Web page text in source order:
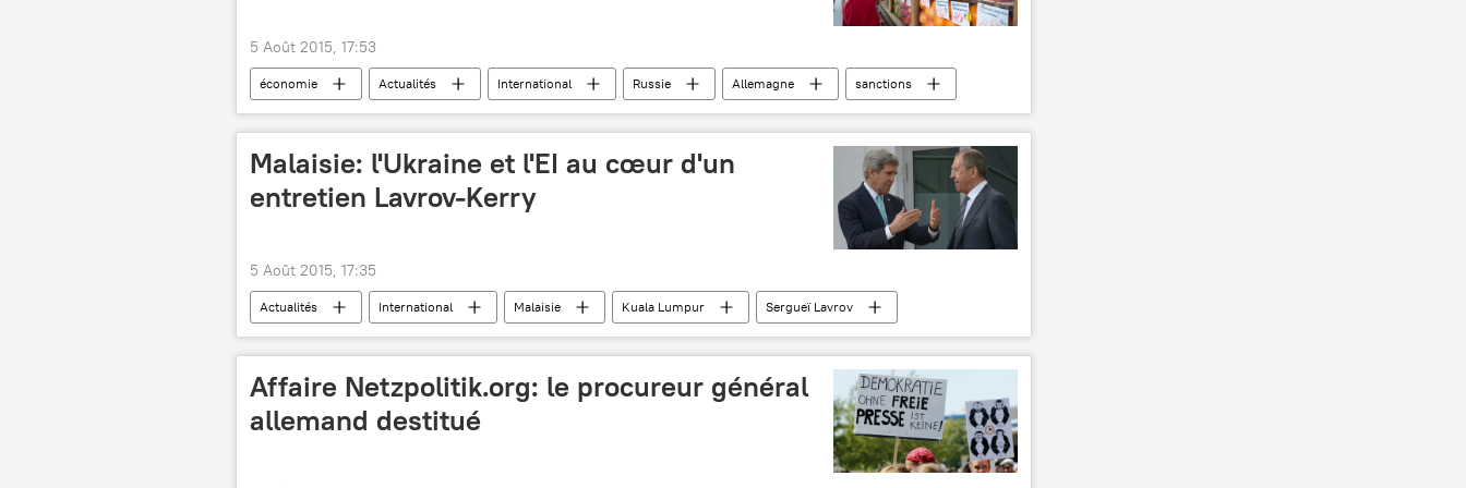
5 Août 2015, 17:53
économie Actualités International Russie Allemagne
sanctions
agriculture
embargo pommes
Malaisie: l'Ukraine et l'EI au cœur d'un
entretien Lavrov-Kerry
5 Août 2015, 17:35
Actualités International Malaisie Kuala Lumpur
Sergueï Lavrov
John Kerry
Association des nations de l'Asie du Sud-Est (ASEAN)
Affaire Netzpolitik.org: le procureur général
allemand destitué